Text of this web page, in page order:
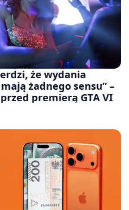
że wydania
żadnego sensu” –
premierą GTA VI